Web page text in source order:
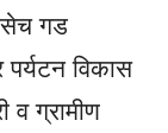
गड
पर्यटन विकास
व ग्रामीण